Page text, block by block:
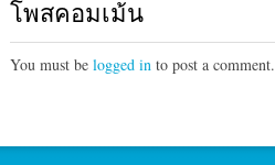
โพสคอมเม้น
You must be logged into post a comment.